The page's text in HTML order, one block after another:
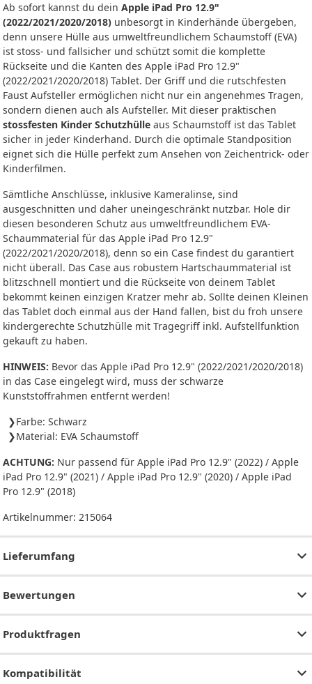
Ab sofort kannst du dein Apple iPad Pro 12.9"
(2022/2021/2020/2018) unbesorgt in Kinderhände übergeben,
denn unsere Hülle aus umweltfreundlichem Schaumstoff (EVA)
ist stoss- und fallsicher und schützt somit die komplette
Rückseite und die Kanten des Apple iPad Pro 12.9"
(2022/2021/2020/2018) Tablet. Der Griff und die rutschfesten
Faust Aufsteller ermöglichen nicht nur ein angenehmes Tragen,
sondern dienen auch als Aufsteller. Mit dieser praktischen
stossfesten Kinder Schutzhülle aus Schaumstoff ist das Tablet
sicher in jeder Kinderhand. Durch die optimale Standposition
eignet sich die Hülle perfekt zum Ansehen von Zeichentrick- oder
Kinderfilmen.
Sämtliche Anschlüsse, inklusive Kameralinse, sind
ausgeschnitten und daher uneingeschränkt nutzbar. Hole dir
diesen besonderen Schutz aus umweltfreundlichem EVA-
Schaummaterial für das Apple iPad Pro 12.9"
(2022/2021/2020/2018), denn so ein Case findest du garantiert
nicht überall. Das Case aus robustem Hartschaummaterial ist
blitzschnell montiert und die Rückseite von deinem Tablet
bekommt keinen einzigen Kratzer mehr ab. Sollte deinen Kleinen
das Tablet doch einmal aus der Hand fallen, bist du froh unsere
kindergerechte Schutzhülle mit Tragegriff inkl. Aufstellfunktion
gekauft zu haben.
HINWEIS: Bevor das Apple iPad Pro 12.9" (2022/2021/2020/2018)
in das Case eingelegt wird, muss der schwarze
Kunststoffrahmen entfernt werden!
Farbe: Schwarz
Material: EVA Schaumstoff
ACHTUNG: Nur passend für Apple iPad Pro 12.9" (2022) / Apple
iPad Pro 12.9" (2021) / Apple iPad Pro 12.9" (2020) / Apple iPad
Pro 12.9" (2018)
Artikelnummer: 215064
Lieferumfang
Bewertungen
Produktfragen
Kompatibilität